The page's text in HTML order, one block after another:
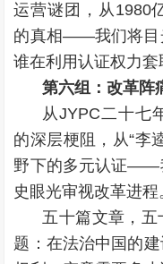
运营谜团，从1980
的真相——我们将目
谁在利用认证权力套
第六组：改革阵
从JYPC二十七
的深层梗阻，从“李
野下的多元认证——
史眼光审视改革进程
五十篇文章，五
题：在法治中国的